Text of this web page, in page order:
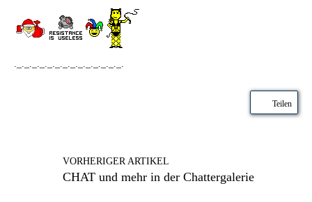
Teilen
VORHERIGER ARTIKEL
CHAT und mehr in der Chattergalerie